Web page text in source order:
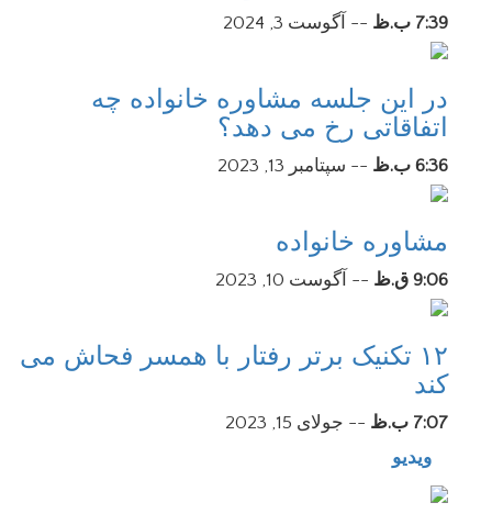
7:39 ب.ظ -- آگوست 3, 2024
در این جلسه مشاوره خانواده چه
اتفاقاتی رخ می دهد؟
6:36 ب.ظ -- سپتامبر 13, 2023
مشاوره خانواده
9:06 ق.ظ -- آگوست 10, 2023
۱۲ تکنیک برتر رفتار با همسر فحاش می
کند
7:07 ب.ظ -- جولای 15, 2023
ویدیو